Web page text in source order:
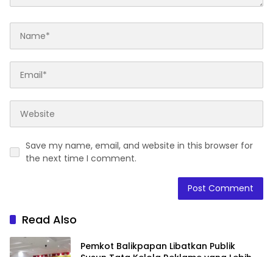
Save my name, email, and website in this browser for
the next time I comment.
Read Also
Pemkot Balikpapan Libatkan Publik